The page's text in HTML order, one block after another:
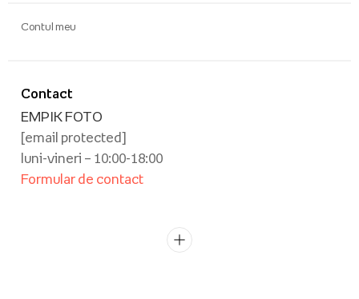
Contact
EMPIK FOTO
[email protected]
luni-vineri – 10:00-18:00
Formular de contact
Contul meu